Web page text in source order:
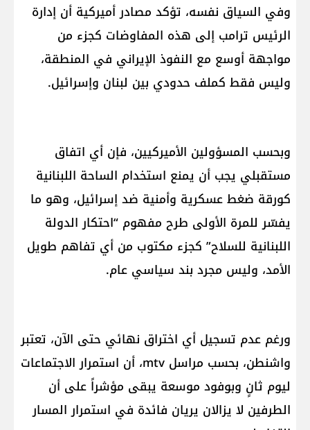
وفي السياق نفسه، تؤكد مصادر أميركية أن إدارة
الرئيس ترامب إلى هذه المفاوضات كجزء من
مواجهة أوسع مع النفوذ الإيراني في المنطقة،
وليس فقط كملف حدودي بين لبنان وإسرائيل.
وبحسب المسؤولين الأميركيين، فإن أي اتفاق
مستقبلي يجب أن يمنع استخدام الساحة اللبنانية
كورقة ضغط عسكرية وأمنية ضد إسرائيل، وهو ما
يفسّر للمرة الأولى طرح مفهوم “احتكار الدولة
اللبنانية للسلاح” كجزء مكتوب من أي تفاهم طويل
الأمد، وليس مجرد بند سياسي عام.
ورغم عدم تسجيل أي اختراق نهائي حتى الآن، تعتبر
واشنطن، بحسب مراسل mtv، أن استمرار الاجتماعات
ليوم ثانٍ وبوفود موسعة يبقى مؤشراً على أن
الطرفين لا يزالان يريان فائدة في استمرار المسار